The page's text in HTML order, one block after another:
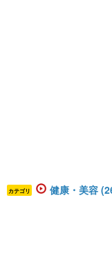
カテゴリ 健康・美容